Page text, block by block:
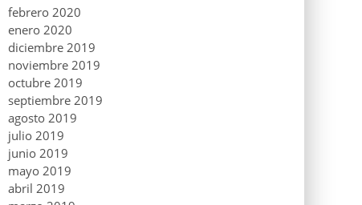
febrero 2020
enero 2020
diciembre 2019
noviembre 2019
octubre 2019
septiembre 2019
agosto 2019
julio 2019
junio 2019
mayo 2019
abril 2019